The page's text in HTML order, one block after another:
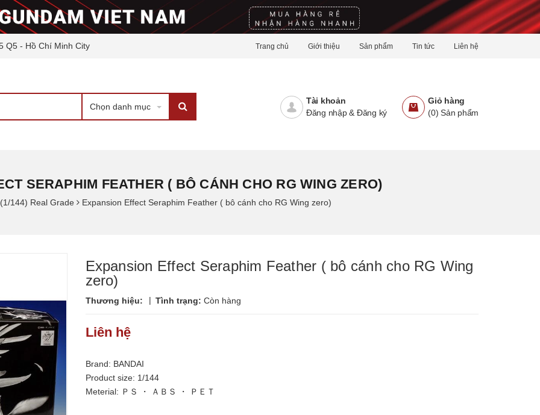
Q5 - Hồ Chí Minh City Trang chủ Giới thiệu Sản phẩm Tin tức Liên hệ
Chọn danh mục
Giỏ hàng
(0) Sản phẩm
Tài khoản
Đăng nhập& Đăng ký
SERAPHIM FEATHER ( BÔ CÁNH CHO RG WING ZERO)
144) Real Grade Expansion Effect Seraphim Feather ( bô cánh cho RG Wing zero)
Expansion Effect Seraphim Feather ( bô cánh cho RG Wing
zero)
Thương hiệu: | Tình trạng: Còn hàng
Liên hệ
Brand: BANDAI
Product size: 1/144
Meterial: ＰＳ ・ ＡＢＳ ・ ＰＥＴ